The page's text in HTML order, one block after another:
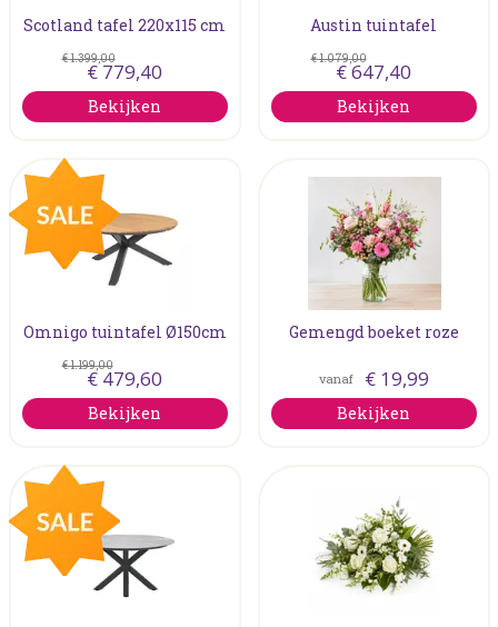
Scotland tafel 220x115 cm
€1.399,00
€ 779,40
Bekijken
Austin tuintafel
€1.079,00
€647,40
Bekijken
Omnigo tuintafel Ø150cm
€1.199,00
€ 479,60
Bekijken
Gemengd boeket roze
vanaf € 19,99
Bekijken